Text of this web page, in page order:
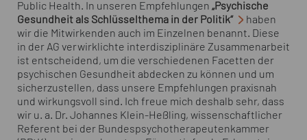
Public Health. In unseren Empfehlungen „Psychische
Gesundheit als Schlüsselthema in der Politik“
haben
wir die Mitwirkenden auch im Einzelnen benannt. Diese
in der AG verwirklichte interdisziplinäre Zusammenarbeit
ist entscheidend, um die verschiedenen Facetten der
psychischen Gesundheit abdecken zu können und um
sicherzustellen, dass unsere Empfehlungen praxisnah
und wirkungsvoll sind. Ich freue mich deshalb sehr, dass
wir u. a. Dr. Johannes Klein-Heßling, wissenschaftlicher
Referent bei der Bundespsychotherapeutenkammer